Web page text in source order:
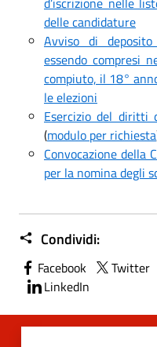
delle candidature
Avviso di
essendo compresi
compiuto, il 18°
le elezioni
Esercizio del diritti
(modulo per richiesta
Convocazione della
per la nomina degli
Condividi:
Facebook Twitter
LinkedIn